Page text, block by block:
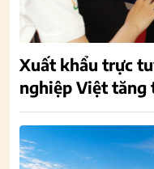
Xuất khẩu trực
nghiệp Việt tăng